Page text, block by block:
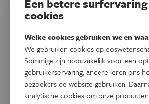
een bloed-endarmweefseltestkomt
maat opnieuw een stap
DoorBram Verstockt
Een betere
cookies
Welke cookies gebruiken we en
We gebruiken cookies op
Sommige zijn noodzakelijk voor een
gebruikerservaring, andere leren ons
bezoekers de website gebruiken.
analytische cookies om onze